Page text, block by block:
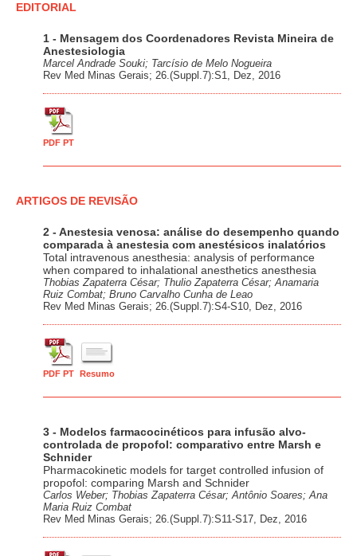
EDITORIAL
1 - Mensagem dos Coordenadores Revista Mineira de
Anestesiologia
Marcel Andrade Souki; Tarcísio de Melo Nogueira
Rev Med Minas Gerais; 26.(Suppl.7):S1, Dez, 2016
PDF PT
ARTIGOS DE REVISÃO
2 - Anestesia venosa: análise do desempenho quando
comparada à anestesia com anestésicos inalatórios
Total intravenous anesthesia: analysis of performance
when compared to inhalational anesthetics anesthesia
Thobias Zapaterra César; Thulio Zapaterra César; Anamaria
Ruiz Combat; Bruno Carvalho Cunha de Leao
Rev Med Minas Gerais; 26.(Suppl.7):S4-S10, Dez, 2016
PDF PT Resumo
3 - Modelos farmacocinéticos para infusão alvo-
controlada de propofol: comparativo entre Marsh e
Schnider
Pharmacokinetic models for target controlled infusion of
propofol: comparing Marsh and Schnider
Carlos Weber; Thobias Zapaterra César; Antônio Soares; Ana
Maria Ruiz Combat
Rev Med Minas Gerais; 26.(Suppl.7):S11-S17, Dez, 2016